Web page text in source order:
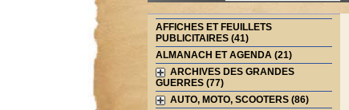
AFFICHES ET FEUILLETS
PUBLICITAIRES (41)
ALMANACH ET AGENDA (21)
ARCHIVES DES GRANDES
GUERRES (77)
AUTO, MOTO, SCOOTERS (86)